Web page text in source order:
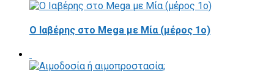
O Ιαβέρης στο Mega με Μία (μέρος 1ο)